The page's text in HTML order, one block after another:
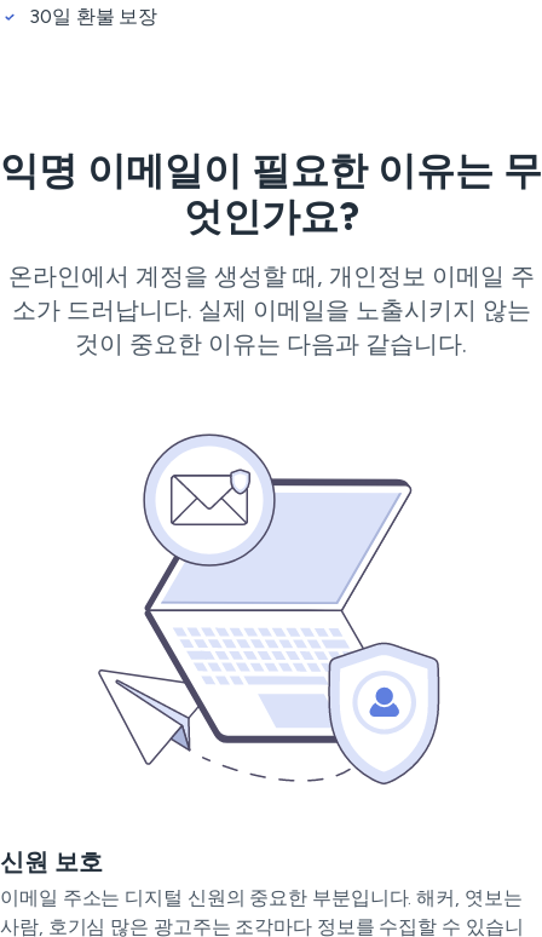
30일 환불 보장
익명 이메일이 필요한 이유는 무
엇인가요?
온라인에서 계정을 생성할 때, 개인정보 이메일 주
소가 드러납니다. 실제 이메일을 노출시키지 않는
것이 중요한 이유는 다음과 같습니다.
신원 보호
이메일 주소는 디지털 신원의 중요한 부분입니다. 해커, 엿보는
사람, 호기심 많은 광고주는 조각마다 정보를 수집할 수 있습니